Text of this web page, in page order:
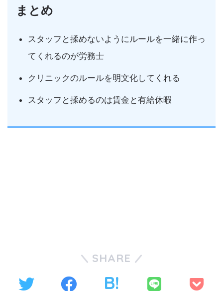
まとめ
スタッフと揉めないようにルールを一緒に作っ
てくれるのが労務士
クリニックのルールを明文化してくれる
スタッフと揉めるのは賃金と有給休暇
SHARE